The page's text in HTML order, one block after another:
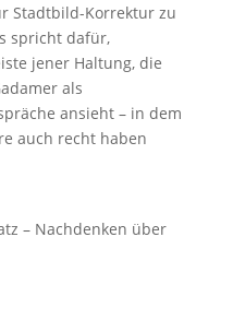
Stadtbild-Korrektur zu
spricht dafür,
jener Haltung, die
als
ansieht – in dem
auch recht haben
– Nachdenken über